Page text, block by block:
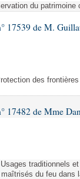
du
17539 de M.
des
17482 de Mme
traditionnels
du feu dans